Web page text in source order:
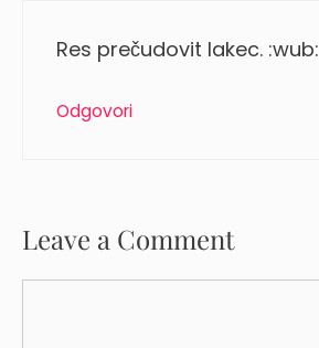
Res prečudovit lakec. :wub:
Odgovori
Leave a Comment